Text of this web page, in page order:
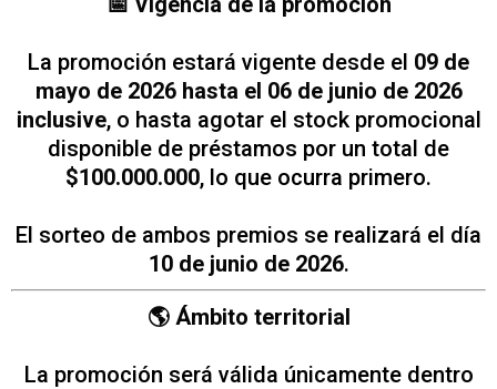
La promoción estará vigente desde el 09 de
mayo de 2026 hasta el 06 de junio de 2026
inclusive, o hasta agotar el stock promocional
disponible de préstamos por un total de
$100.000.000, lo que ocurra primero.
El sorteo de ambos premios se realizará el día
10 de junio de 2026.
🌎 Ámbito territorial
La promoción será válida únicamente dentro